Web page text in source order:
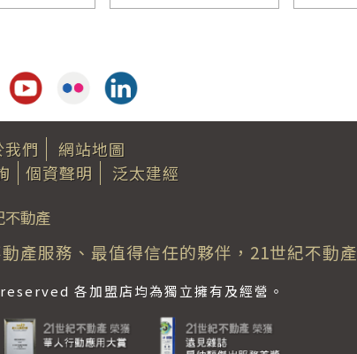
我們
網站地圖
個資聲明 泛太建經
不動產
產服務、最值得信任的夥伴，21世紀不動產
各加盟店均為獨立擁有及經營。